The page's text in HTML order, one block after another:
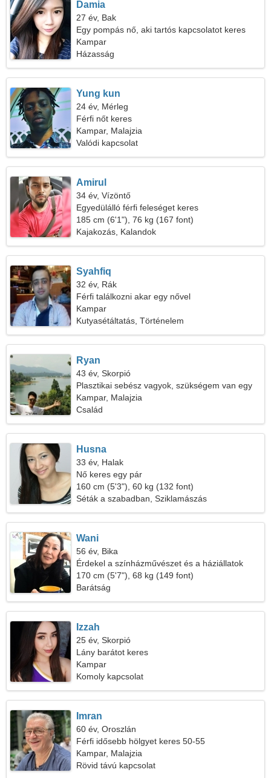
Damia
27 év, Bak
Egy pompás nő, aki tartós kapcsolatot keres
Kampar
Házasság
Yung kun
24 év, Mérleg
Férfi nőt keres
Kampar, Malajzia
Valódi kapcsolat
Amirul
34 év, Vízöntő
Egyedülálló férfi feleséget keres
185 cm (6'1"), 76 kg (167 font)
Kajakozás, Kalandok
Syahfiq
32 év, Rák
Férfi találkozni akar egy nővel
Kampar
Kutyasétáltatás, Történelem
Ryan
43 év, Skorpió
Plasztikai sebész vagyok, szükségem van egy
álmodozó nőre
Kampar, Malajzia
Család
Husna
33 év, Halak
Nő keres egy pár
160 cm (5'3"), 60 kg (132 font)
Séták a szabadban, Sziklamászás
Wani
56 év, Bika
Érdekel a színházművészet és a háziállatok
170 cm (5'7"), 68 kg (149 font)
Barátság
Izzah
25 év, Skorpió
Lány barátot keres
Kampar
Komoly kapcsolat
Imran
60 év, Oroszlán
Férfi idősebb hölgyet keres 50-55
Kampar, Malajzia
Rövid távú kapcsolat